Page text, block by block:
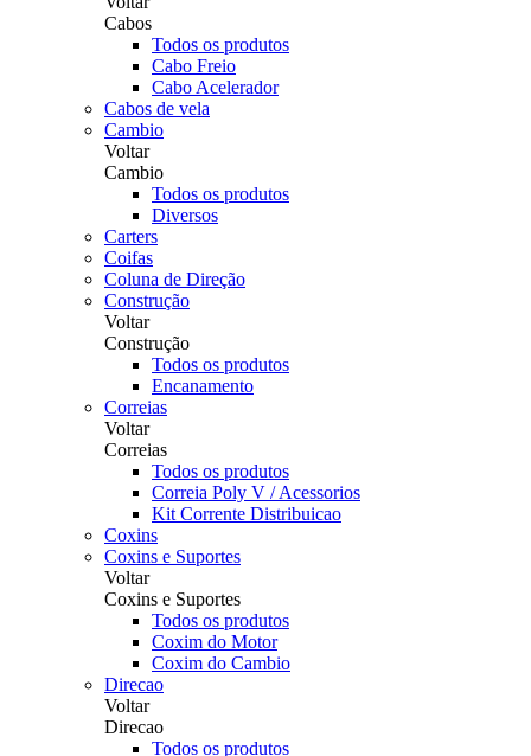
Cabos
Todos os produtos
Cabo Freio
Cabo Acelerador
Cabos de vela
Cambio
Voltar
Cambio
Todos os produtos
Diversos
Carters
Coifas
Coluna de Direção
Construção
Voltar
Construção
Todos os produtos
Encanamento
Correias
Voltar
Correias
Todos os produtos
Correia Poly V / Acessorios
Kit Corrente Distribuicao
Coxins
Coxins e Suportes
Voltar
Coxins e Suportes
Todos os produtos
Coxim do Motor
Coxim do Cambio
Direcao
Voltar
Direcao
Todos os produtos